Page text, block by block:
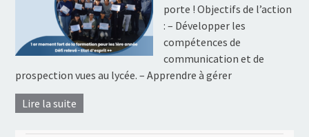
porte ! Objectifs de l’action
: – Développer les
compétences de
communication et de
prospection vues au lycée. – Apprendre à gérer
Lire la suite